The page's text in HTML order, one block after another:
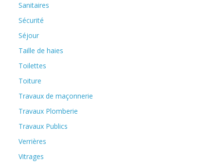
Sanitaires
Sécurité
Séjour
Taille de haies
Toilettes
Toiture
Travaux de maçonnerie
Travaux Plomberie
Travaux Publics
Verrières
Vitrages